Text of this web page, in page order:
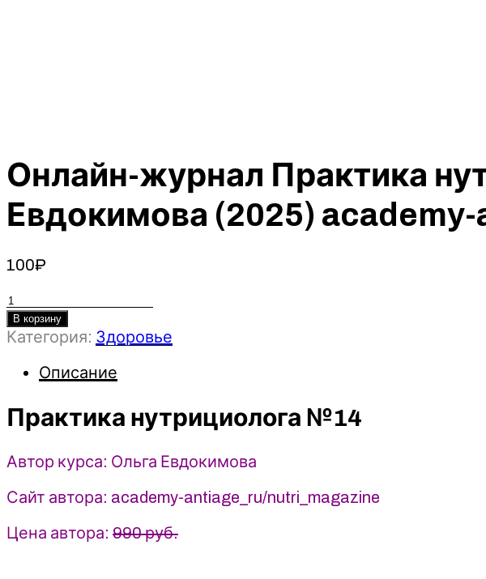
Онлайн-журнал Практика
Евдокимова (2025)
100₽
Количество
товара
Онлайн-
Практика
№14
Ольга
Евдокимова
(2025)
academy-
antiage
В корзину
Категория: Здоровье
Описание
Практика нутрициолога №14
Автор курса: Ольга Евдокимова
Сайт автора: academy-antiage_ru/nutri_magazine
Цена автора: 990 руб.